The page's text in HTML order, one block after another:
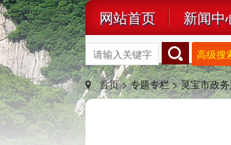
网站首页 新闻中
高级搜
首页 >专题专栏 >灵宝市政